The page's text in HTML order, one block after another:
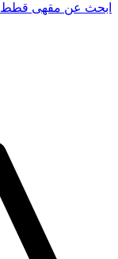
ابحث عن مقهى قطط